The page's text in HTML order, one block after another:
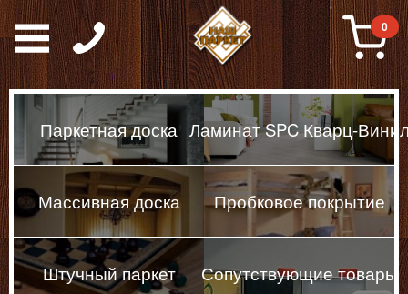
Паркет, Штучный
0
Паркетная доска Ламинат SPC Кварц-
Массивная доска Пробковое покрытие
Штучный паркет Сопутствующие товары